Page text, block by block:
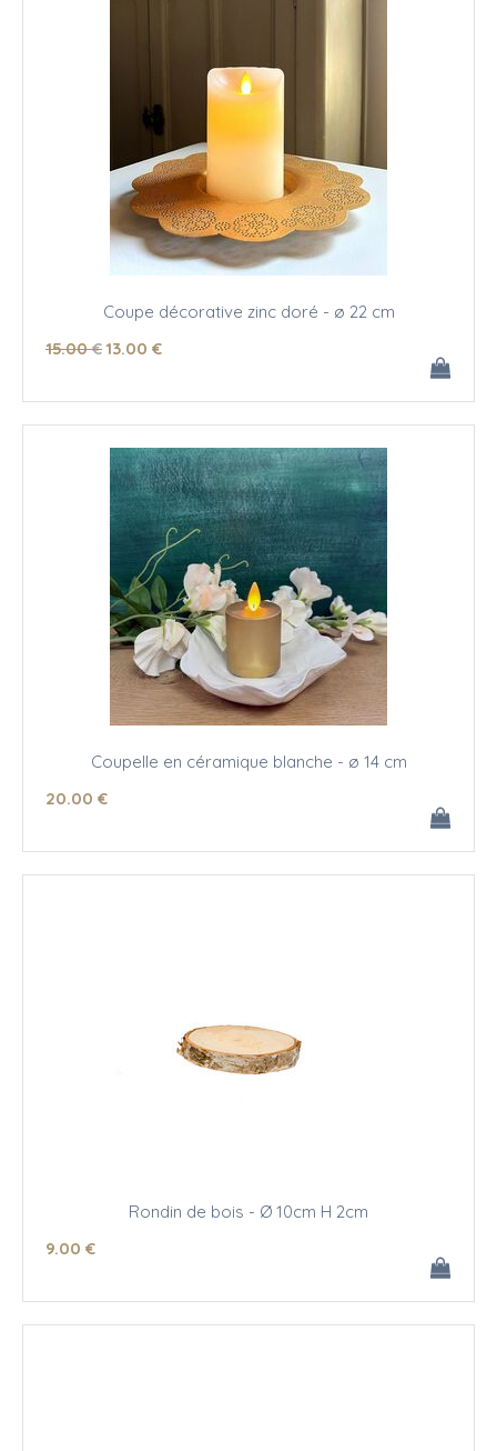
Coupe décorative zinc doré - ø 22 cm
15.00 €13.00 €
Coupelle en céramique blanche - ø 14 cm
20.00 €
Rondin de bois - Ø 10cm H 2cm
9.00 €